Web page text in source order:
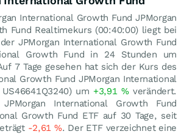
International Growth Fund JPMorgan
Fund Realtimekurs (00:40:00) liegt bei
JPMorgan International Growth Fund
Growth Fund in 24 Stunden um
7 Tage gesehen hat sich der Kurs des
Growth Fund JPMorgan International
um +3,91 %verändert.
International Growth Fund
Growth Fund ETF auf 30 Tage, seit
-2,61%. Der ETF verzeichnet eine